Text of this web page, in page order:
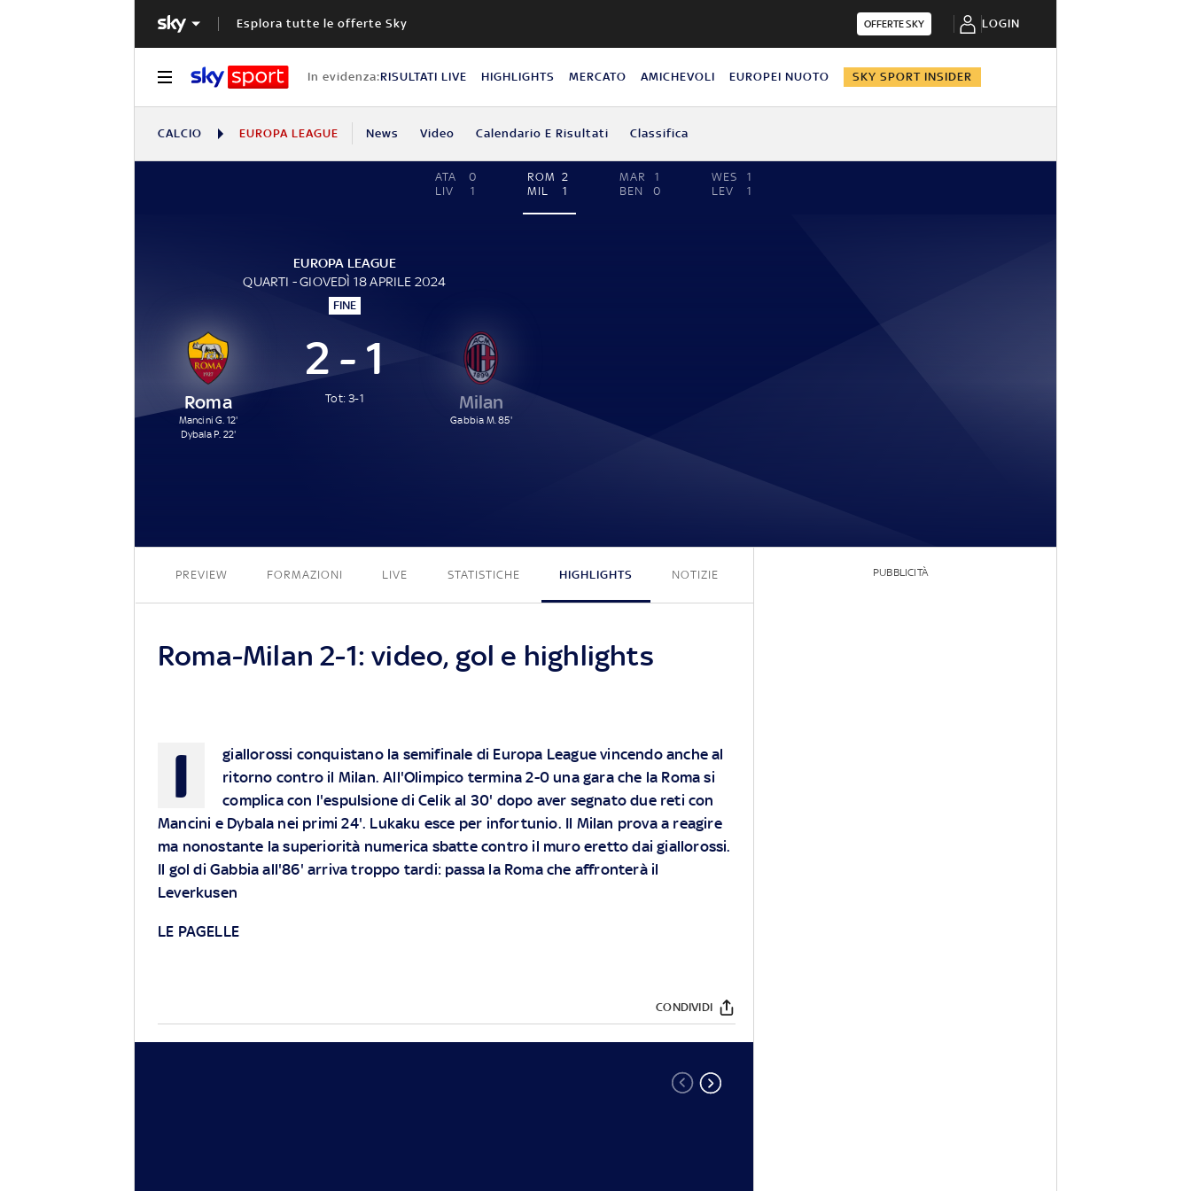
Esplora tutte le offerte Sky OFFERTE SKY LOGIN
In evidenza:RISULTATI LIVE HIGHLIGHTS MERCATO AMICHEVOLI EUROPEI NUOTO SKY SPORT INSIDER
CALCIO EUROPA LEAGUE News Video Calendario E Risultati Classifica
ATA
0
LIV
1
ROM 2
MIL
1
MAR
1
BEN
0
WES
1
LEV
1
EUROPA LEAGUE
QUARTI - GIOVEDÌ 18 APRILE 2024
FINE
Roma
Mancini G. 12'
Dybala P. 22'
2 - 1
Tot: 3-1 Milan
Gabbia M. 85'
PREVIEW FORMAZIONI LIVE STATISTICHE HIGHLIGHTS NOTIZIE
Roma-Milan 2-1: video, gol e highlights
I
giallorossi conquistano la semifinale di Europa League vincendo anche al
ritorno contro il Milan. All'Olimpico termina 2-0 una gara che la Roma si
complica con l'espulsione di Celik al 30' dopo aver segnato due reti con
Mancini e Dybala nei primi 24'. Lukaku esce per infortunio. Il Milan prova a reagire
ma nonostante la superiorità numerica sbatte contro il muro eretto dai giallorossi.
Il gol di Gabbia all'86' arriva troppo tardi: passa la Roma che affronterà il
Leverkusen
LE PAGELLE
CONDIVIDI
PUBBLICITÀ